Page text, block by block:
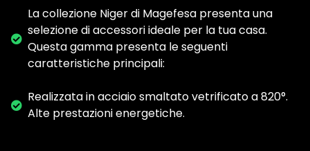
La collezione Niger di Magefesa presenta una
selezione di accessori ideale per la tua casa.
Questa gamma presenta le seguenti
caratteristiche principali:
Realizzata in acciaio smaltato vetrificato a 820°.
Alte prestazioni energetiche.